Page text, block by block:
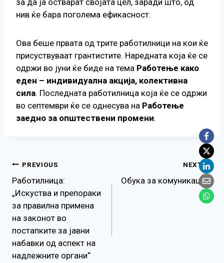
за да ја остварат својата цел, заради што, од
нив ќе бара поголема ефикасност.
Ова беше првата од трите работилници на кои ќе
присуствуваат грантистите. Наредната која ќе се
одржи во јуни ќе биде на тема Работење како
еден – индивидуална акција, колективна
сила. Последната работилница која ќе се одржи
во септември ќе се однесува на Работење
заедно за општествени промени.
Навигација
на
напис
PREVIOUS
Работилница:
„Искуства и препораки
за правилна примена
на законот во
постапките за јавни
набавки од аспект на
надлежните органи“
NEXT
Обука за комуникација